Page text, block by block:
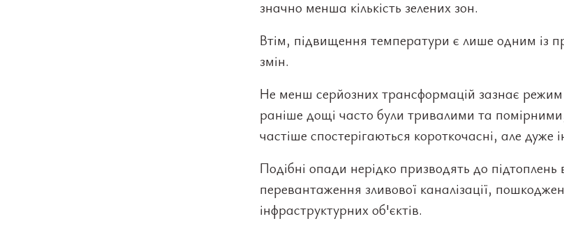
значно менша кількість зелених зон.
Втім, підвищення температури є лише одним із
змін.
Не менш серйозних трансформацій зазнає
раніше дощі часто були тривалими та
частіше спостерігаються короткочасні, але дуже
Подібні опади нерідко призводять до підтоплень
перевантаження зливової каналізації,
інфраструктурних об'єктів.